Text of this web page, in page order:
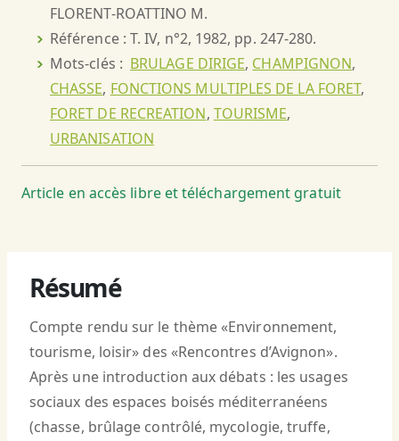
FLORENT-ROATTINO M.
Référence : T. IV, n°2, 1982, pp. 247-280.
Mots-clés : BRULAGE DIRIGE, CHAMPIGNON,
CHASSE, FONCTIONS MULTIPLES DE LA FORET,
FORET DE RECREATION, TOURISME,
URBANISATION
Article en accès libre et téléchargement gratuit
Résumé
Compte rendu sur le thème «Environnement,
tourisme, loisir» des «Rencontres d’Avignon».
Après une introduction aux débats : les usages
sociaux des espaces boisés méditerranéens
(chasse, brûlage contrôlé, mycologie, truffe,